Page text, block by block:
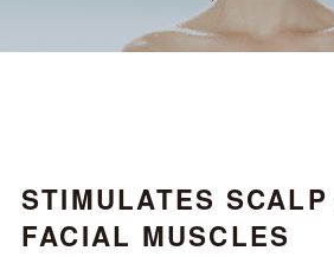
STIMULATES SCALP
FACIAL MUSCLES